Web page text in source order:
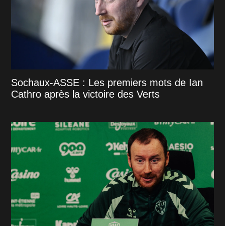
Sochaux-ASSE : Les premiers mots de Ian
Cathro après la victoire des Verts